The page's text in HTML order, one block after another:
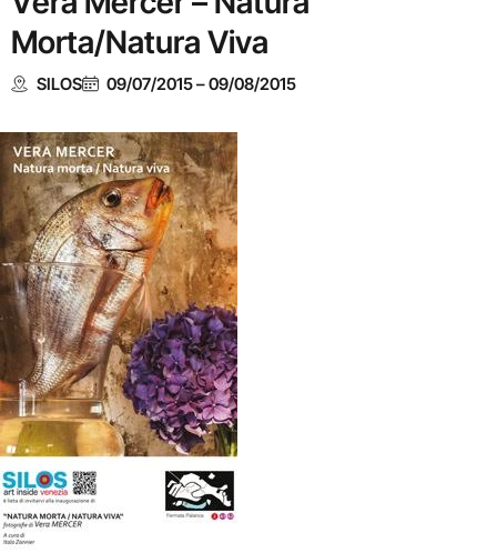
Morta/Natura Viva
SILOS 09/07/2015–09/08/2015